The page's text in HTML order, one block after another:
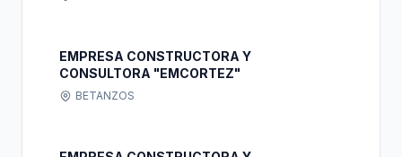
EMPRESA CONSTRUCTORA Y
CONSULTORA "EMCORTEZ"
BETANZOS